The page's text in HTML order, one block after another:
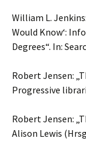
William L. Jenkins:
Would Know‘:
Degrees“. In:
Robert Jensen:
Progressive
Robert Jensen:
Alison Lewis